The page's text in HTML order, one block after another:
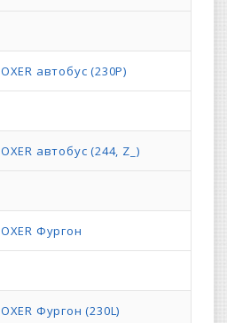
автобус (230P)
автобус (244, Z_)
Фургон
Фургон (230L)